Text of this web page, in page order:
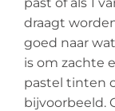
draagt
goed naar
is om zachte
pastel tinten
bijvoorbeeld.